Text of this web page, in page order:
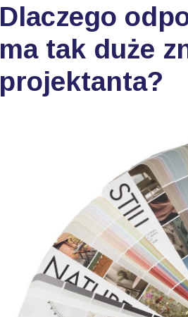
Dlaczego
ma tak duże
projektanta?